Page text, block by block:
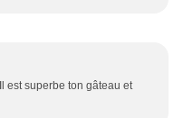
est superbe ton gâteau et